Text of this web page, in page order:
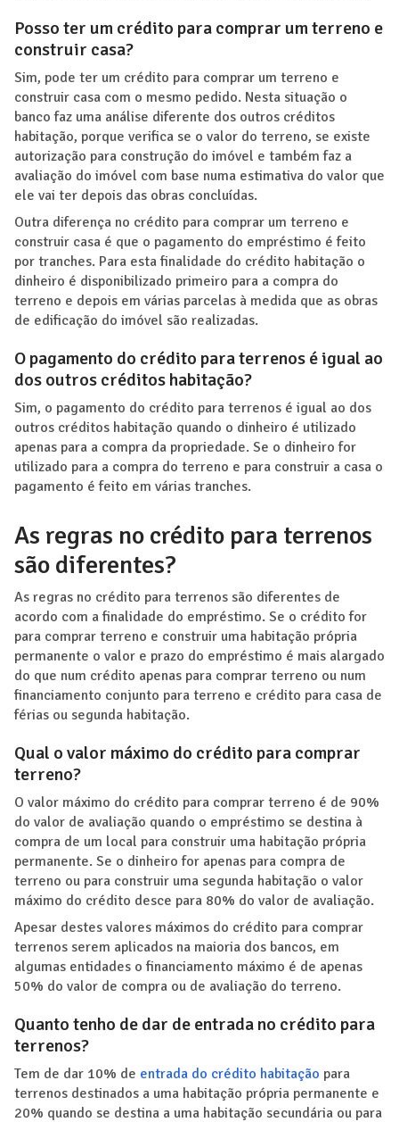
Posso ter um crédito para comprar um terreno e
construir casa?
Sim, pode ter um crédito para comprar um terreno e
construir casa com o mesmo pedido. Nesta situação o
banco faz uma análise diferente dos outros créditos
habitação, porque verifica se o valor do terreno, se existe
autorização para construção do imóvel e também faz a
avaliação do imóvel com base numa estimativa do valor que
ele vai ter depois das obras concluídas.
Outra diferença no crédito para comprar um terreno e
construir casa é que o pagamento do empréstimo é feito
por tranches. Para esta finalidade do crédito habitação o
dinheiro é disponibilizado primeiro para a compra do
terreno e depois em várias parcelas à medida que as obras
de edificação do imóvel são realizadas.
O pagamento do crédito para terrenos é igual ao
dos outros créditos habitação?
Sim, o pagamento do crédito para terrenos é igual ao dos
outros créditos habitação quando o dinheiro é utilizado
apenas para a compra da propriedade. Se o dinheiro for
utilizado para a compra do terreno e para construir a casa o
pagamento é feito em várias tranches.
As regras no crédito para terrenos
são diferentes?
As regras no crédito para terrenos são diferentes de
acordo com a finalidade do empréstimo. Se o crédito for
para comprar terreno e construir uma habitação própria
permanente o valor e prazo do empréstimo é mais alargado
do que num crédito apenas para comprar terreno ou num
financiamento conjunto para terreno e crédito para casa de
férias ou segunda habitação.
Qual o valor máximo do crédito para comprar
terreno?
O valor máximo do crédito para comprar terreno é de 90%
do valor de avaliação quando o empréstimo se destina à
compra de um local para construir uma habitação própria
permanente. Se o dinheiro for apenas para compra de
terreno ou para construir uma segunda habitação o valor
máximo do crédito desce para 80% do valor de avaliação.
Apesar destes valores máximos do crédito para comprar
terrenos serem aplicados na maioria dos bancos, em
algumas entidades o financiamento máximo é de apenas
50% do valor de compra ou de avaliação do terreno.
Quanto tenho de dar de entrada no crédito para
terrenos?
Tem de dar 10% de entrada do crédito habitação para
terrenos destinados a uma habitação própria permanente e
20% quando se destina a uma habitação secundária ou para